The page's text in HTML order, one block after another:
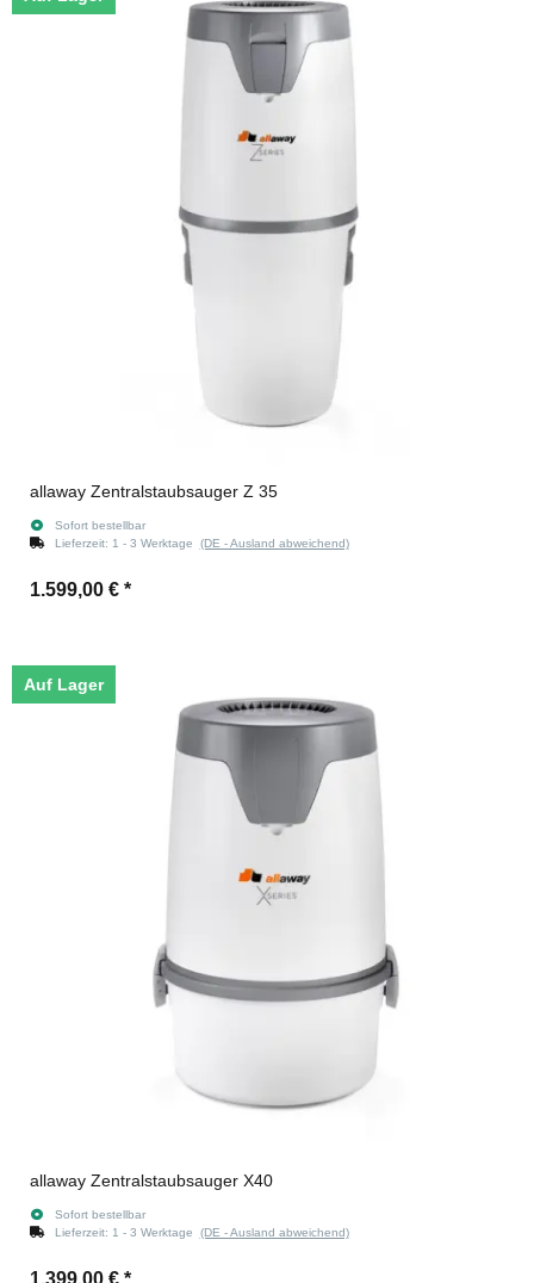
allaway Zentralstaubsauger Z 35
Sofort bestellbar
Lieferzeit: 1 - 3 Werktage (DE - Ausland abweichend)
1.599,00 € *
Auf Lager
allaway Zentralstaubsauger X40
Sofort bestellbar
Lieferzeit: 1 - 3 Werktage (DE - Ausland abweichend)
1.399,00 € *